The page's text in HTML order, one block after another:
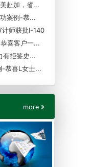
赴加，省...
案例-恭...
计师获批I-140
喜客户一...
有拒签史...
-恭喜L女士...
more